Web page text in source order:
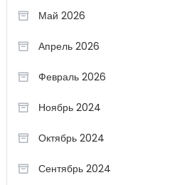
Май 2026
Апрель 2026
Февраль 2026
Ноябрь 2024
Октябрь 2024
Сентябрь 2024